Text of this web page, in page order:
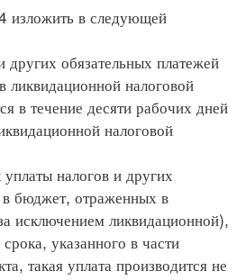
в следующей
обязательных платежей
налоговой
в течение десяти рабочих дней
налоговой
налогов и других
в бюджет, отраженных в
исключением ликвидационной),
указанного в части
такая уплата производится не